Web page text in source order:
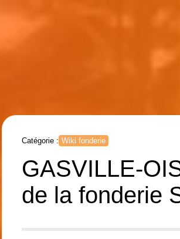
Catégorie : Wiki fonderie
GASVILLE-
de la fonderie